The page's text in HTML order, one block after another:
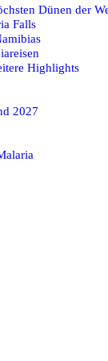
Dünen der
Falls
Highlights
2027